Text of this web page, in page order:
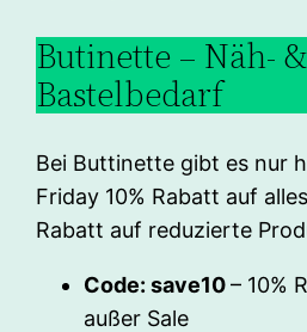
Butinette – Näh- &
Bastelbedarf
Bei Buttinette gibt es nur
Friday 10% Rabatt auf
Rabatt auf reduzierte
Code: save10– 10%
außer Sale